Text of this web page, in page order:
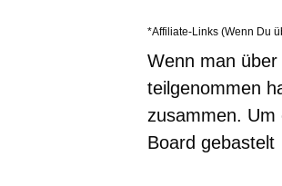
*Affiliate-Links (Wenn Du
Wenn man
teilgenommen
zusammen. Um
Board gebastelt